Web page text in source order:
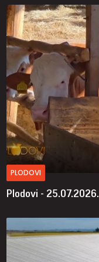
PLODOVI
Plodovi - 25.07.2026.